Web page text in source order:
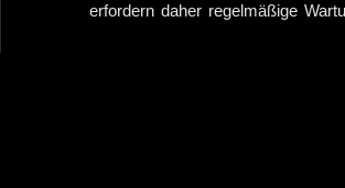
erfordern daher regelmäßige